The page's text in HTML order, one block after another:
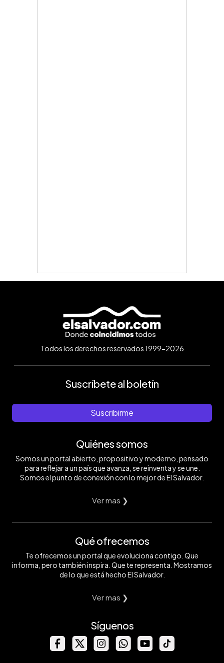
Todos los derechos reservados 1999-2026
Suscríbete al boletín
Suscribirme
Quiénes somos
Somos un portal abierto, propositivo y moderno, pensado
para reflejar a un país que avanza, se reinventa y se une.
Somos el punto de conexión con lo mejor de El Salvador.
Ver mas ❯
Qué ofrecemos
Te ofrecemos un portal que evoluciona contigo. Que
informa, pero también inspira. Que te representa. Mostramos
de lo que está hecho El Salvador.
Ver mas ❯
Síguenos